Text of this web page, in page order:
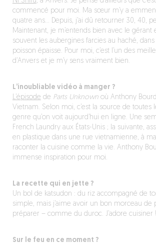
commencé pour moi. Ma sœur m’y a
quatre ans… Depuis, j’ai dû retourner 30, 40,
Maintenant, je m’entends bien avec le gérant
souvent les aubergines farcies au haché,
poisson épaisse. Pour moi, c’est l’un des
d’Anvers et je m’y sens vraiment bien.
L’inoubliable vidéo à manger ?
L’épisode de Parts Unknownoù Anthony
Vietnam. Selon moi, c’est la source de toutes
genre qu’on voit aujourd’hui en ligne. Une
French Laundry aux États-Unis ; la suivante,
en plastique dans une rue vietnamienne, à
raconter la cuisine comme la vie. Anthony
immense inspiration pour moi.
La recette qui en jette ?
Un bol de katsudon : du riz accompagné de
simple, mais j’aime avoir un bon morceau de
préparer – comme du duroc. J’adore cuisiner !
Sur le feu en ce moment ?